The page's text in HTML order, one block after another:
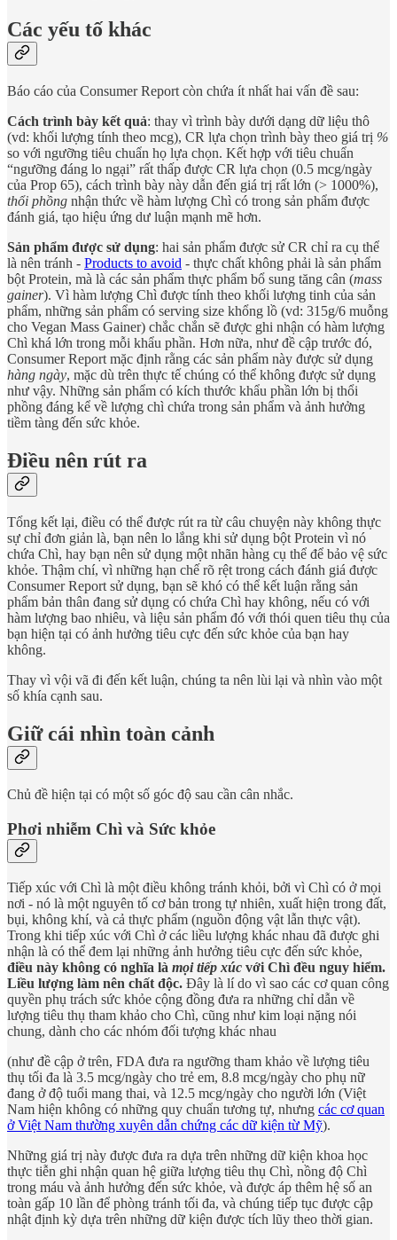
Các yếu tố khác
Báo cáo của Consumer Report còn chứa ít nhất hai vấn đề sau:
Cách trình bày kết quả: thay vì trình bày dưới dạng dữ liệu thô
(vd: khối lượng tính theo mcg), CR lựa chọn trình bày theo giá trị %
so với ngưỡng tiêu chuẩn họ lựa chọn. Kết hợp với tiêu chuẩn
“ngưỡng đáng lo ngại” rất thấp được CR lựa chọn (0.5 mcg/ngày
của Prop 65), cách trình bày này dẫn đến giá trị rất lớn (> 1000%),
thổi phồng nhận thức về hàm lượng Chì có trong sản phẩm được
đánh giá, tạo hiệu ứng dư luận mạnh mẽ hơn.
Sản phẩm được sử dụng: hai sản phẩm được sử CR chỉ ra cụ thể
là nên tránh - Products to avoid - thực chất không phải là sản phẩm
bột Protein, mà là các sản phẩm thực phẩm bổ sung tăng cân (mass
gainer). Vì hàm lượng Chì được tính theo khối lượng tinh của sản
phẩm, những sản phẩm có serving size khổng lồ (vd: 315g/6 muỗng
cho Vegan Mass Gainer) chắc chắn sẽ được ghi nhận có hàm lượng
Chì khá lớn trong mỗi khẩu phần. Hơn nữa, như đề cập trước đó,
Consumer Report mặc định rằng các sản phẩm này được sử dụng
hàng ngày, mặc dù trên thực tế chúng có thể không được sử dụng
như vậy. Những sản phẩm có kích thước khẩu phần lớn bị thổi
phồng đáng kể về lượng chì chứa trong sản phẩm và ảnh hưởng
tiềm tàng đến sức khỏe.
Điều nên rút ra
Tổng kết lại, điều có thể được rút ra từ câu chuyện này không thực
sự chỉ đơn giản là, bạn nên lo lắng khi sử dụng bột Protein vì nó
chứa Chì, hay bạn nên sử dụng một nhãn hàng cụ thể để bảo vệ sức
khỏe. Thậm chí, vì những hạn chế rõ rệt trong cách đánh giá được
Consumer Report sử dụng, bạn sẽ khó có thể kết luận rằng sản
phẩm bản thân đang sử dụng có chứa Chì hay không, nếu có với
hàm lượng bao nhiêu, và liệu sản phẩm đó với thói quen tiêu thụ của
bạn hiện tại có ảnh hưởng tiêu cực đến sức khỏe của bạn hay
không.
Thay vì vội vã đi đến kết luận, chúng ta nên lùi lại và nhìn vào một
số khía cạnh sau.
Giữ cái nhìn toàn cảnh
Chủ đề hiện tại có một số góc độ sau cần cân nhắc.
Phơi nhiễm Chì và Sức khỏe
Tiếp xúc với Chì là một điều không tránh khỏi, bởi vì Chì có ở mọi
nơi - nó là một nguyên tố cơ bản trong tự nhiên, xuất hiện trong đất,
bụi, không khí, và cả thực phẩm (nguồn động vật lẫn thực vật).
Trong khi tiếp xúc với Chì ở các liều lượng khác nhau đã được ghi
nhận là có thể đem lại những ảnh hưởng tiêu cực đến sức khỏe,
điều này không có nghĩa là mọi tiếp xúc với Chì đều nguy hiểm.
Liều lượng làm nên chất độc. Đây là lí do vì sao các cơ quan công
quyền phụ trách sức khỏe cộng đồng đưa ra những chỉ dẫn về
lượng tiêu thụ tham khảo cho Chì, cũng như kim loại nặng nói
chung, dành cho các nhóm đối tượng khác nhau
(như đề cập ở trên, FDA đưa ra ngưỡng tham khảo về lượng tiêu
thụ tối đa là 3.5 mcg/ngày cho trẻ em, 8.8 mcg/ngày cho phụ nữ
đang ở độ tuổi mang thai, và 12.5 mcg/ngày cho người lớn (Việt
Nam hiện không có những quy chuẩn tương tự, nhưng các cơ quan
ở Việt Nam thường xuyên dẫn chứng các dữ kiện từ Mỹ).
Những giá trị này được đưa ra dựa trên những dữ kiện khoa học
thực tiễn ghi nhận quan hệ giữa lượng tiêu thụ Chì, nồng độ Chì
trong máu và ảnh hưởng đến sức khỏe, và được áp thêm hệ số an
toàn gấp 10 lần để phòng tránh tối đa, và chúng tiếp tục được cập
nhật định kỳ dựa trên những dữ kiện được tích lũy theo thời gian.